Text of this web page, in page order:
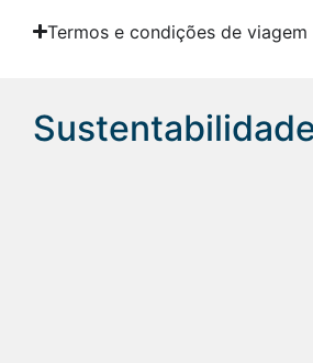
Termos e condições de viagem